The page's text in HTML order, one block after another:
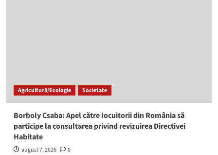
Agricultură/Ecologie Societate
Borboly Csaba: Apel către locuitorii din România să
participe la consultarea privind revizuirea Directivei
Habitate
august 7, 2026 0